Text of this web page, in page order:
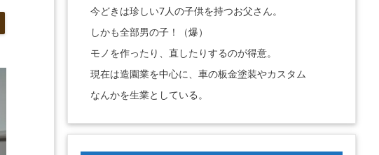
今どきは珍しい7人の子供を持つお父さん。
しかも全部男の子！（爆）
モノを作ったり、直したりするのが得意。
現在は造園業を中心に、車の板金塗装やカスタム
なんかを生業としている。